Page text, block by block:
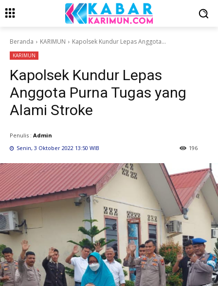
Beranda KARIMUN Kapolsek Kundur Lepas Anggota...
KARIMUN
Kapolsek Kundur Lepas
Anggota Purna Tugas yang
Alami Stroke
Penulis : Admin
Senin, 3 Oktober 2022 13:50 WIB
196